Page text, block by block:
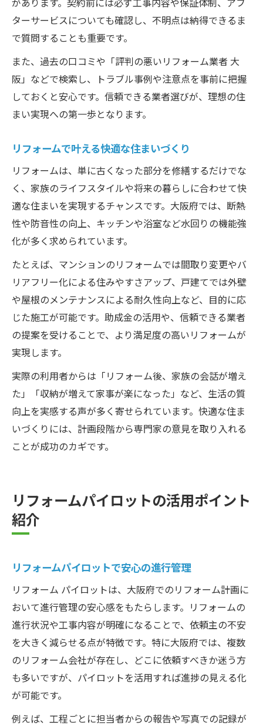
ターサービスについても確認し、不明点は納得できるま
で質問することも重要です。
また、過去の口コミや「評判の悪いリフォーム業者 大
阪」などで検索し、トラブル事例や注意点を事前に把握
しておくと安心です。信頼できる業者選びが、理想の住
まい実現への第一歩となります。
リフォームで叶える快適な住まいづくり
リフォームは、単に古くなった部分を修繕するだけでな
く、家族のライフスタイルや将来の暮らしに合わせて快
適な住まいを実現するチャンスです。大阪府では、断熱
性や防音性の向上、キッチンや浴室など水回りの機能強
化が多く求められています。
たとえば、マンションのリフォームでは間取り変更やバ
リアフリー化による住みやすさアップ、戸建てでは外壁
や屋根のメンテナンスによる耐久性向上など、目的に応
じた施工が可能です。助成金の活用や、信頼できる業者
の提案を受けることで、より満足度の高いリフォームが
実現します。
実際の利用者からは「リフォーム後、家族の会話が増え
た」「収納が増えて家事が楽になった」など、生活の質
向上を実感する声が多く寄せられています。快適な住ま
いづくりには、計画段階から専門家の意見を取り入れる
ことが成功のカギです。
リフォームパイロットの活用ポイント
紹介
リフォームパイロットで安心の進行管理
リフォーム パイロットは、大阪府でのリフォーム計画に
おいて進行管理の安心感をもたらします。リフォームの
進行状況や工事内容が明確になることで、依頼主の不安
を大きく減らせる点が特徴です。特に大阪府では、複数
のリフォーム会社が存在し、どこに依頼すべきか迷う方
も多いですが、パイロットを活用すれば進捗の見える化
が可能です。
例えば、工程ごとに担当者からの報告や写真での記録が